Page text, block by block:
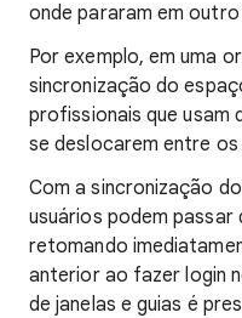
onde pararam em
Por exemplo, em uma
sincronização do
profissionais que usam
se deslocarem entre
Com a sincronização
usuários podem
retomando
anterior ao fazer login
de janelas e guias é